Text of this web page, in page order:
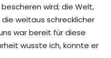
wird; die Welt,
weitaus schrecklicher
war bereit für diese
wusste ich, konnte er